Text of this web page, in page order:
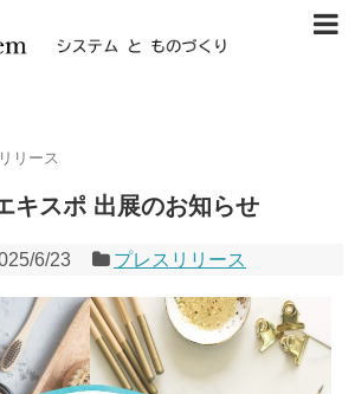
リース
キスポ 出展のお知らせ
6/23 プレスリリース